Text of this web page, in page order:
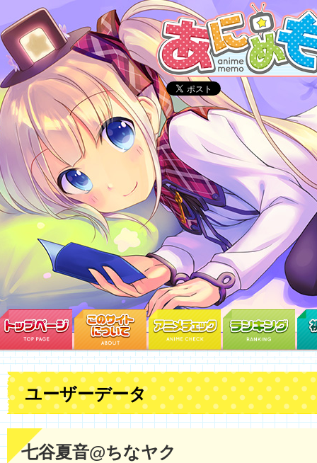
ユーザーデータ
七谷夏音@ちなヤク